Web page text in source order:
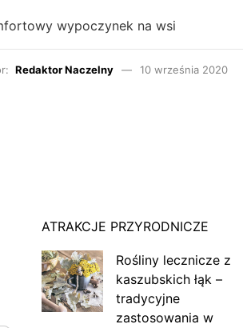
wypoczynek na wsi
Redaktor Naczelny 10 września 2020
ATRAKCJE PRZYRODNICZE
Rośliny lecznicze z
kaszubskich łąk –
tradycyjne
zastosowania w